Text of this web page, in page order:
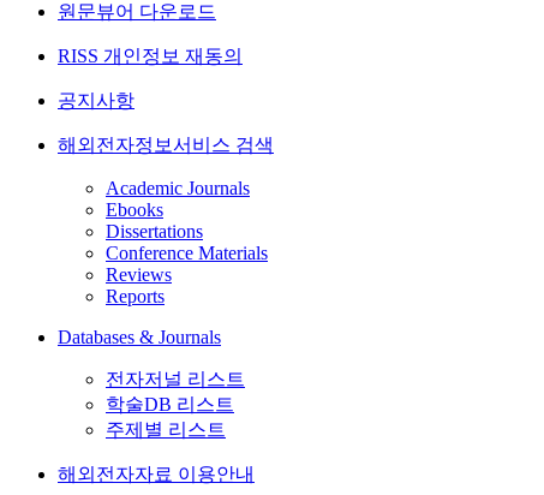
원문뷰어 다운로드
RISS 개인정보 재동의
공지사항
해외전자정보서비스 검색
Academic Journals
Ebooks
Dissertations
Conference Materials
Reviews
Reports
Databases & Journals
전자저널 리스트
학술DB 리스트
주제별 리스트
해외전자자료 이용안내